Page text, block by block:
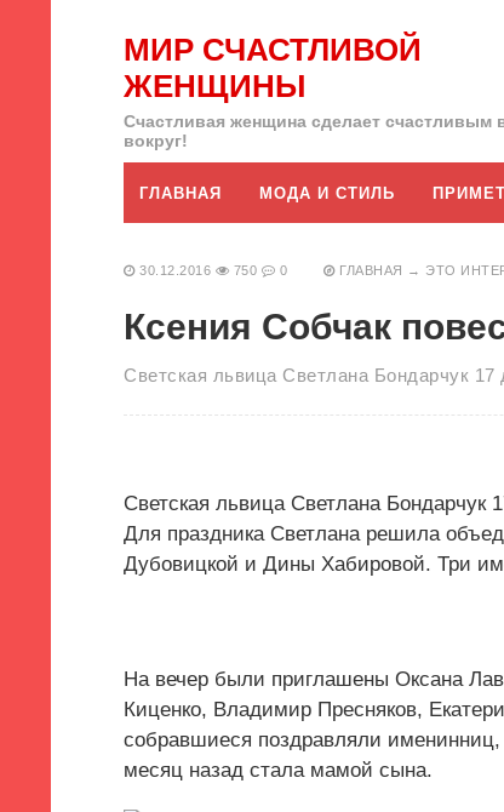
МИР СЧАСТЛИВОЙ
ЖЕНЩИНЫ
Счастливая женщина сделает счастливым
вокруг!
ГЛАВНАЯ МОДА И СТИЛЬ
30.12.2016 750 0 ГЛАВНАЯ → ЭТО
Ксения Собчак
Светская львица Светлана Бондарчук
Светская львица Светлана Бондарчук
Для праздника Светлана решила
Дубовицкой и Дины Хабировой. Три
На вечер были приглашены Оксана
Киценко, Владимир Пресняков,
собравшиеся поздравляли именинниц,
месяц назад стала мамой сына.